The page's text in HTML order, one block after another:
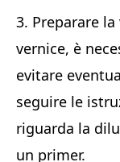
3. Preparare
vernice, è
evitare
seguire le
riguarda la
un primer.